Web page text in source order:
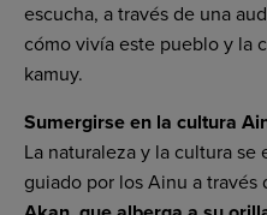
escucha, a través de una
cómo vivía este pueblo y la
kamuy.
Sumergirse en la cultura
La naturaleza y la cultura
guiado por los Ainu a través